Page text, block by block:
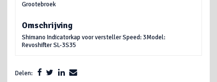
Grootebroek
Omschrijving
Shimano Indicatorkap voor versteller Speed: 3Model:
Revoshifter SL-3S35
Delen: